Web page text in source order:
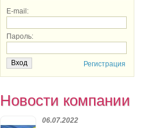
E-mail:
Пароль:
Регистрация
Новости компании
06.07.2022